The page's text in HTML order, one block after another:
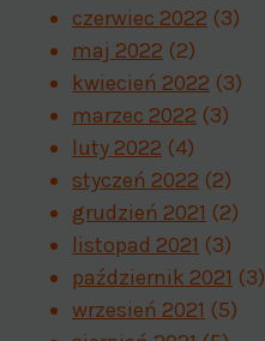
czerwiec 2022 (3)
maj 2022 (2)
kwiecień 2022 (3)
marzec 2022 (3)
luty 2022 (4)
styczeń 2022 (2)
grudzień 2021 (2)
listopad 2021 (3)
październik 2021 (3)
wrzesień 2021 (5)